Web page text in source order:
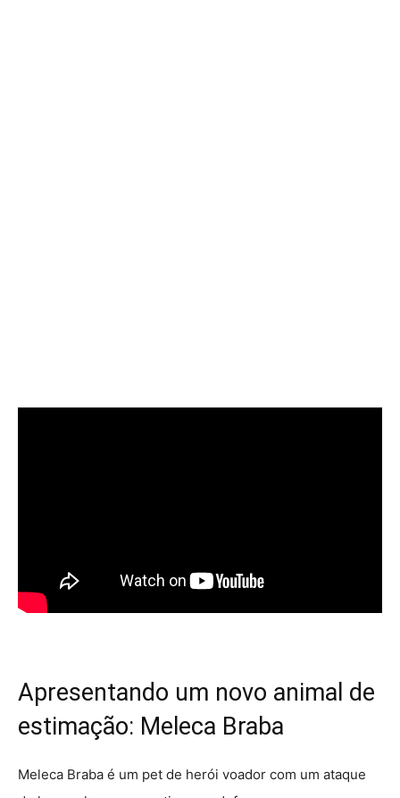
Apresentando um novo animal de
estimação: Meleca Braba
Meleca Braba é um pet de herói voador com um ataque